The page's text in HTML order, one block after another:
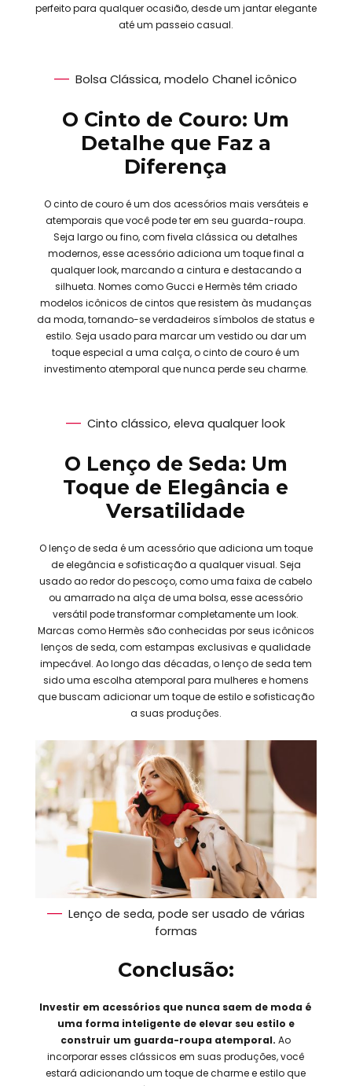
perfeito para qualquer ocasião, desde um jantar elegante
até um passeio casual.
Bolsa Clássica, modelo Chanel icônico
O Cinto de Couro: Um
Detalhe que Faz a
Diferença
O cinto de couro é um dos acessórios mais versáteis e
atemporais que você pode ter em seu guarda-roupa.
Seja largo ou fino, com fivela clássica ou detalhes
modernos, esse acessório adiciona um toque final a
qualquer look, marcando a cintura e destacando a
silhueta. Nomes como Gucci e Hermès têm criado
modelos icônicos de cintos que resistem às mudanças
da moda, tornando-se verdadeiros símbolos de status e
estilo. Seja usado para marcar um vestido ou dar um
toque especial a uma calça, o cinto de couro é um
investimento atemporal que nunca perde seu charme.
Cinto clássico, eleva qualquer look
O Lenço de Seda: Um
Toque de Elegância e
Versatilidade
O lenço de seda é um acessório que adiciona um toque
de elegância e sofisticação a qualquer visual. Seja
usado ao redor do pescoço, como uma faixa de cabelo
ou amarrado na alça de uma bolsa, esse acessório
versátil pode transformar completamente um look.
Marcas como Hermès são conhecidas por seus icônicos
lenços de seda, com estampas exclusivas e qualidade
impecável. Ao longo das décadas, o lenço de seda tem
sido uma escolha atemporal para mulheres e homens
que buscam adicionar um toque de estilo e sofisticação
a suas produções.
Lenço de seda, pode ser usado de várias
formas
Conclusão:
Investir em acessórios que nunca saem de moda é
uma forma inteligente de elevar seu estilo e
construir um guarda-roupa atemporal. Ao
incorporar esses clássicos em suas produções, você
estará adicionando um toque de charme e estilo que